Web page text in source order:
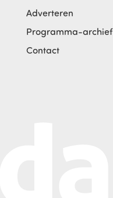
Adverteren
Programma-archief
Contact